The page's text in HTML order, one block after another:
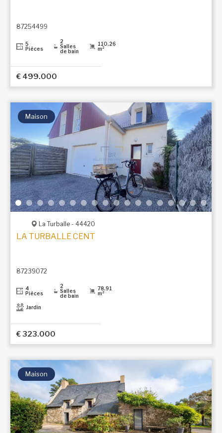
87254499
5
Pièces
2
Salles
de bain
110.26
m²
€ 499.000
Maison
La Turballe - 44420
87239072
4
Pièces
2
Salles
de bain
78.91
m²
Jardin
€ 323.000
Maison